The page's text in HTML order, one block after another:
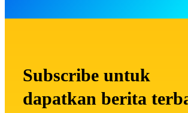
Subscribe untuk
dapatkan berita